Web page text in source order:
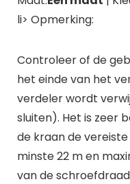
li> Opmerking:
Controleer of de
het einde van het
verdeler wordt
sluiten). Het is zeer
de kraan de
minste 22 m en
van de